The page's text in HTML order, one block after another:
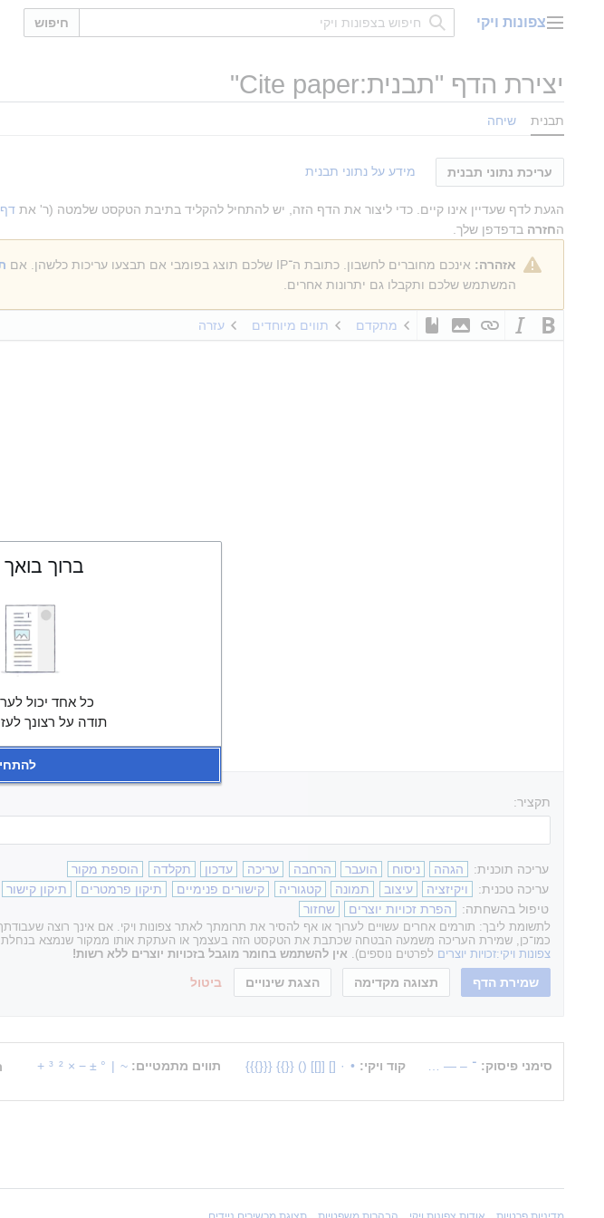
תפריט ראשי
צפונות ויקי חיפוש
יצירת הדף "תבנית:Cite paper "
תבנית שיחה
עריכת נתוני תבנית מידע על נתוני תבנית
הגעת לדף שעדיין אינו קיים. כדי ליצור את הדף הזה, יש להתחיל להקליד בתיבת הטקסט שלמטה (ר' את
החזרה בדפדפן שלך.
אזהרה: אינכם מחוברים לחשבון. כתובת ה־IP שלכם תוצג בפומבי אם תבצעו עריכות כלשהן. אם
המשתמש שלכם ותקבלו גם יתרונות אחרים.
מתקדם תווים מיוחדים עזרה
תקציר:
עריכה תוכנית: הגהה ניסוח הועבר הרחבה עריכה עדכון תקלדה
הוספת מקור
עריכה טכנית:
ויקיזציה עיצוב תמונה קטגוריה קישורים פנימיים תיקון פרמטרים תיקון קישור
טיפול בהשחתה:
הפרת זכויות יוצרים שחזור
לתשומת ליבך: תורמים אחרים עשויים לערוך או אף להסיר את תרומתך לאתר צפונות ויקי. אם אינך רוצה
כמו־כן, שמירת העריכה משמעה הבטחה שכתבת את הטקסט הזה בעצמך או העתקת אותו ממקור שנמצא בנחלת
צפונות ויקי:זכויות יוצרים לפרטים נוספים). אין להשתמש בחומר מוגבל בזכויות יוצרים ללא רשות!
ביטול
סימני פיסוק: ־ –
— קוד ויקי: •
·
[]
[[]]
()
{{}}
{{{}}} תווים מתמטיים: ~
|
°
±
−
×
²
³
+
ברוך בואך
כל אחד יכול
תודה על רצונך